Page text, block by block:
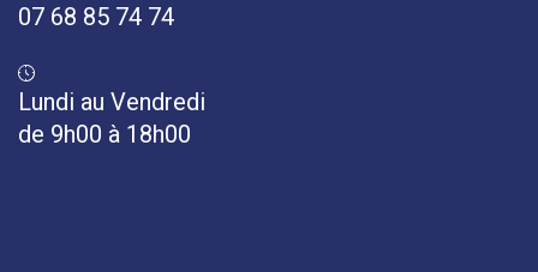
07 68 85 74 74
Lundi au Vendredi
de 9h00 à 18h00